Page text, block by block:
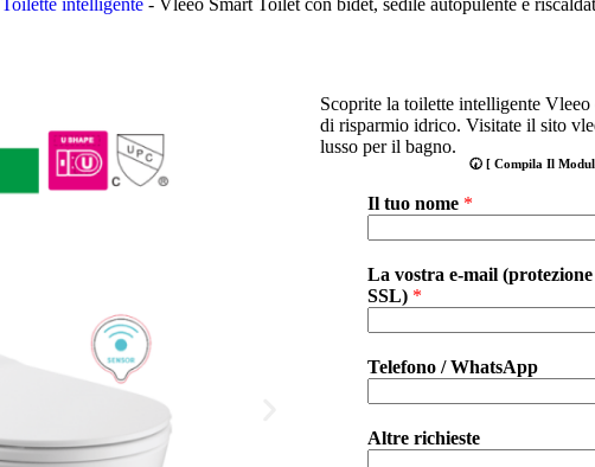
Scoprite la toilette intelligente
di risparmio idrico. Visitate il sito
lusso per il bagno.
🕢 [ Compila Il
Il tuo nome *
La vostra e-mail (protezione
SSL) *
Telefono / WhatsApp
Altre richieste